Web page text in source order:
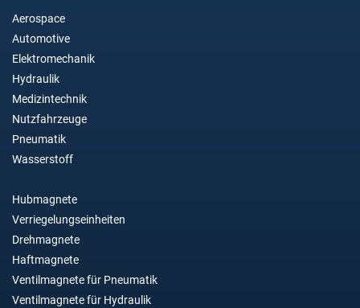
Aerospace
Automotive
Elektromechanik
Hydraulik
Medizintechnik
Nutzfahrzeuge
Pneumatik
Wasserstoff
Hubmagnete
Verriegelungseinheiten
Drehmagnete
Haftmagnete
Ventilmagnete für Pneumatik
Ventilmagnete für Hydraulik